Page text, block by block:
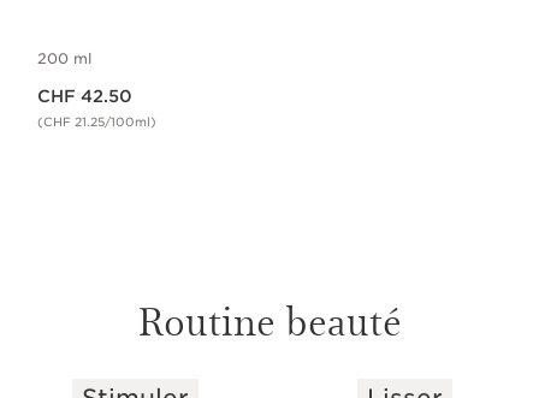
200 ml
CHF 42.50
(CHF 21.25/100ml)
Routine beauté